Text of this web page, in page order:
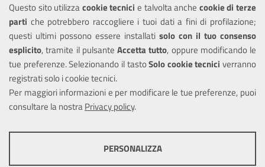
Questo sito utilizzacookie tecnicie talvolta anche cookie di terze
parti che potrebbero raccogliere i tuoi dati a fini di profilazione;
questi ultimi possono essere installati solo con il tuo consenso
esplicito, tramite il pulsante Accetta tutto, oppure modificando le
tue preferenze. Selezionando il tastoSolo cookie tecnici verranno
registrati solo i cookie tecnici.
Per maggiori informazioni e per modificare le tue preferenze, puoi
consultare la nostraPrivacy policy.
PERSONALIZZA
Amministrazione trasparente
Informativa privacy
Note legali
Piano di miglioramento del sito
Dichiarazione di accessibilità